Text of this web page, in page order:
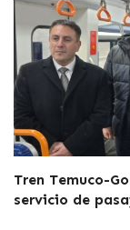
Tren Temuco-
servicio de